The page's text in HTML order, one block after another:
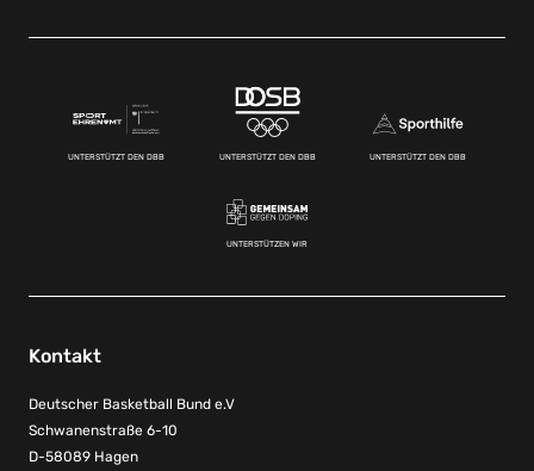
UNTERSTÜTZT DEN DBB UNTERSTÜTZT DEN DBB UNTERSTÜTZT DEN DBB
UNTERSTÜTZEN WIR
Kontakt
Deutscher Basketball Bund e.V
Schwanenstraße 6-10
D-58089 Hagen